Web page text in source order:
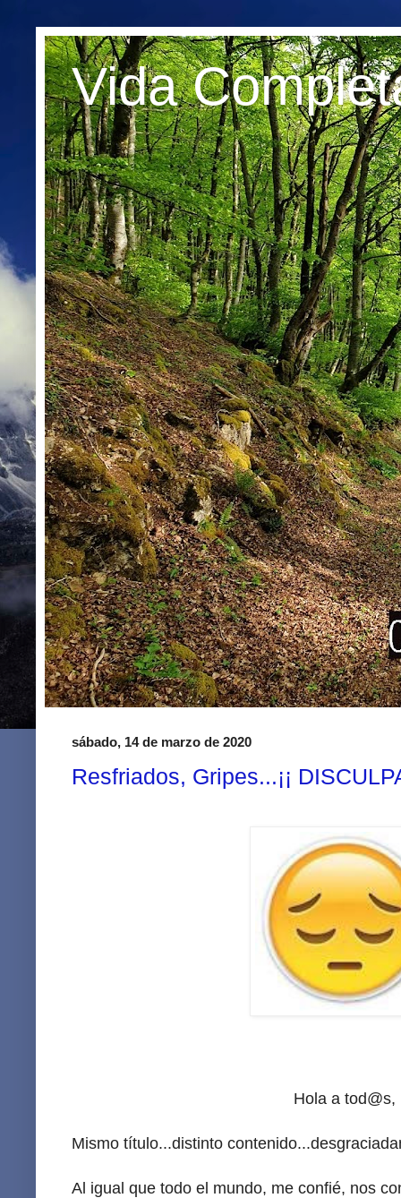
Vida
sábado, 14 de marzo de 2020
Resfriados, Gripes...¡¡
Hola a tod@s,
Mismo título...distinto
Al igual que todo el mundo, me confié, nos